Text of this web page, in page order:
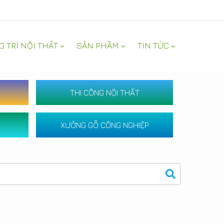
TRÍ NỘI THẤT SẢN PHẦM TIN TỨC
THI CÔNG NỘI THẤT
XƯỞNG GỖ CÔNG NGHIỆP